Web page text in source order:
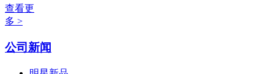
查看更
多 >
公司新闻